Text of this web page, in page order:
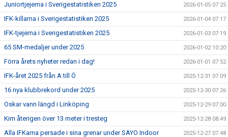
Juniortjejerna i Sverigestatistiken 2025 2026-01-05 07:25
IFK-killarna i Sverigestatistiken 2025 2026-01-04 07:17
IFK-tjejerna i Sverigestatistiken 2025 2026-01-03 07:19
65 SM-medaljer under 2025 2026-01-02 10:20
Förra årets nyheter redan i dag! 2026-01-01 07:52
IFK-året 2025 från A till Ö 2025-12-31 07:09
16 nya klubbrekord under 2025 2025-12-30 07:26
Oskar vann längd i Linköping 2025-12-29 07:00
Kim återigen över 13 meter i tresteg 2025-12-28 08:49
Alla IFKarna persade i sina grenar under SAYO Indoor 2025-12-27 07:48